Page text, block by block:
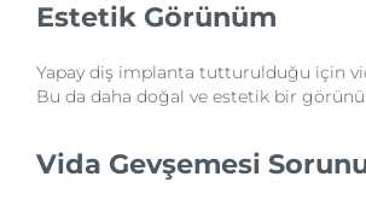
Estetik Görünüm
Yapay diş implanta tutturulduğu için
Bu da daha doğal ve estetik bir
Vida Gevşemesi